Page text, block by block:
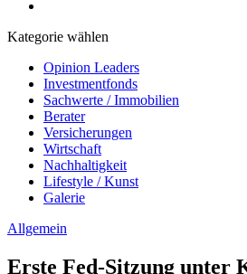
Kategorie wählen
Opinion Leaders
Investmentfonds
Sachwerte / Immobilien
Berater
Versicherungen
Wirtschaft
Nachhaltigkeit
Lifestyle / Kunst
Galerie
Allgemein
Erste Fed-Sitzung unter